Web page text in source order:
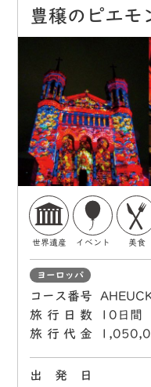
豊穣のピエモ
世界遺産 イベント 美食
ヨーロッパ
コース番号
旅行日数
10日間
旅行代金
出 発 日